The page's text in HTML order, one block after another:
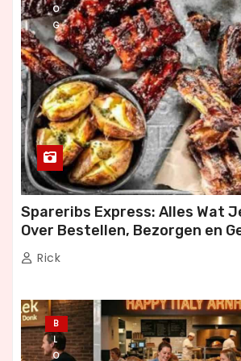
O
G
Spareribs Express: Alles Wat
Over Bestellen, Bezorgen en
Rick
B
L
O